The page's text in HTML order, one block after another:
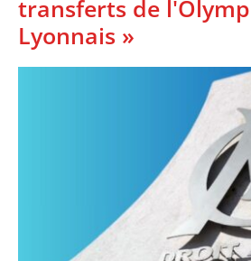
transferts de
Lyonnais »